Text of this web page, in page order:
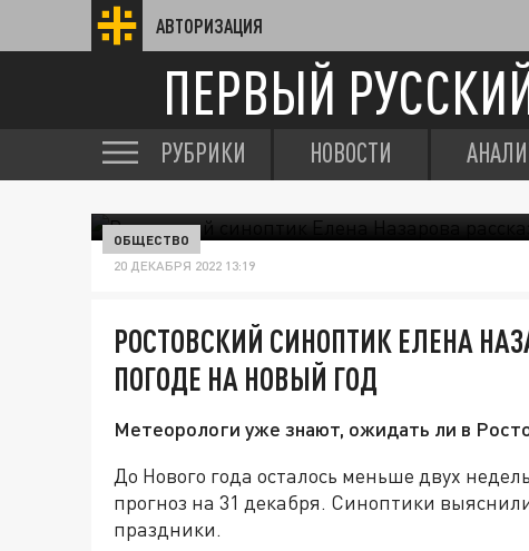
АВТОРИЗАЦИЯ
ПЕРВЫЙ
РУБРИКИ НОВОСТИ
ОБЩЕСТВО
20 ДЕКАБРЯ 2022 13:19
РОСТОВСКИЙ СИНОПТИК ЕЛЕНА
ПОГОДЕ НА НОВЫЙ ГОД
Метеорологи уже знают, ожидать ли в
До Нового года осталось меньше двух
прогноз на 31 декабря. Синоптики
праздники.